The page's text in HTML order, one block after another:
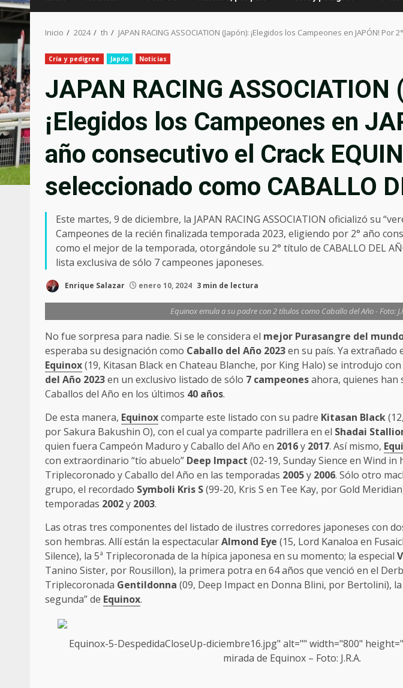
Inicio 2024 th JAPAN RACING ASSOCIATION (Japón): ¡Elegidos los Campeones en JAPÓN!
Cría y pedigree Japón Noticias
JAPAN RACING ASSOCIATION
¡Elegidos los Campeones en
año consecutivo el Crack
seleccionado como CABALLO
Este martes, 9 de diciembre, la JAPAN RACING ASSOCIATION oficializó su
Campeones de la recién finalizada temporada 2023, eligiendo por 2° año
como el mejor de la temporada, otorgándole su 2° título de CABALLO DEL
lista exclusiva de sólo 7 campeones japoneses.
Enrique Salazar enero 10, 2024 3 min de lectura
Equinox emula a su padre con 2 títulos como Caballo del Año - Foto:
No fue sorpresa para nadie. Si se le considera el mejor Purasangre del
esperaba su designación como Caballo del Año 2023en su país. Ya extrañado
Equinox(19, Kitasan Black en Chateau Blanche, por King Halo) se introdujo
del Año 2023en un exclusivo listado de sólo 7 campeonesahora, quienes han
Caballos del Año en los últimos 40 años.
De esta manera, Equinoxcomparte este listado con su padre Kitasan Black
por Sakura Bakushin O), con el cual ya comparte padrillera en el Shadai
quien fuera Campeón Maduro y Caballo del Año en 2016y 2017. Así mismo,
con extraordinario “tío abuelo” Deep Impact (02-19, Sunday Sience en Wind
Triplecoronado y Caballo del Año en las temporadas 2005y 2006. Sólo otro
grupo, el recordado Symboli Kris S(99-20, Kris S en Tee Kay, por Gold
temporadas 2002y 2003.
Las otras tres componentes del listado de ilustres corredores japoneses con
son hembras. Allí están la espectacularAlmond Eye (15, Lord Kanaloa en
Silence), la 5ª Triplecoronada de la hípica japonesa en su momento; la especial
Tanino Sister, por Rousillon), la primera potra en 64 años que venció en el
Triplecoronada Gentildonna (09, Deep Impact en Donna Blini, por Bertolini),
segunda” de Equinox.
Equinox-5-DespedidaCloseUp-diciembre16.jpg" alt="" width="800"
mirada de Equinox– Foto: J.R.A.